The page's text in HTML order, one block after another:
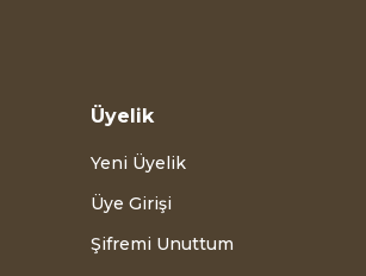
Üyelik
Yeni Üyelik
Üye Girişi
Şifremi Unuttum